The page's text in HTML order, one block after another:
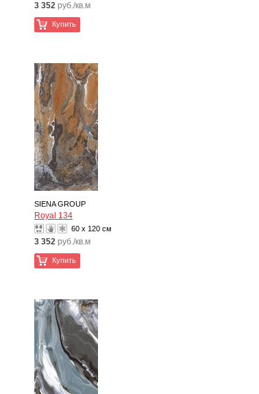
3 352 руб./кв.м
Купить
SIENA GROUP
Royal 134
60 x 120 см
3 352 руб./кв.м
Купить